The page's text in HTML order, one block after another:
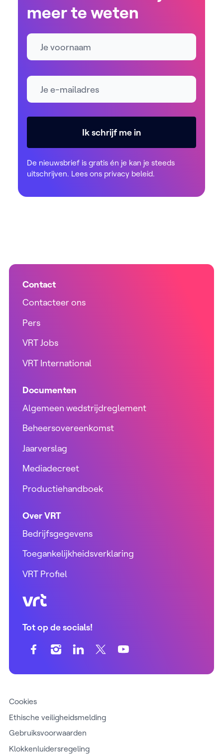
meer te weten
Naam
E-mailadres *
Ik schrijf me in
De nieuwsbrief is gratis én je kan je steeds
uitschrijven. Lees ons privacy beleid.
Contact
Contacteer ons
Pers
VRT Jobs
VRT International
Documenten
Algemeen wedstrijdreglement
Beheersovereenkomst
Jaarverslag
Mediadecreet
Productiehandboek
Over VRT
Bedrijfsgegevens
Toegankelijkheidsverklaring
VRT Profiel
VRT (home)
Tot op de socials!
Cookies
Ethische veiligheidsmelding
Gebruiksvoorwaarden
Klokkenluidersregeling